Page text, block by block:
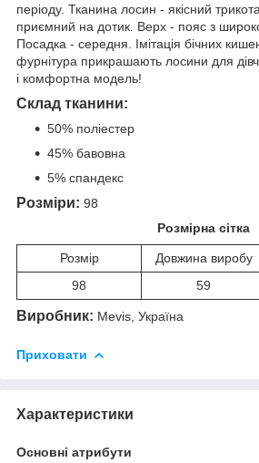
періоду. Тканина лосин - якісний
приємний на дотик. Верх - пояс з
Посадка - середня. Імітація бічних
фурнітура прикрашають лосини для
і комфортна модель!
Склад тканини:
50% поліестер
45% бавовна
5% спандекс
Розміри: 98
Розмірна сітка
Розмір Довжина виробу
98
59
Виробник: Mevis, Україна
Приховати
Характеристики
Основні атрибути